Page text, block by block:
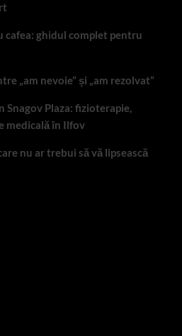
ghidul complet pentru
„am nevoie” și „am rezolvat”
Snagov Plaza: fizioterapie,
medicală în Ilfov
nu ar trebui să vă lipsească